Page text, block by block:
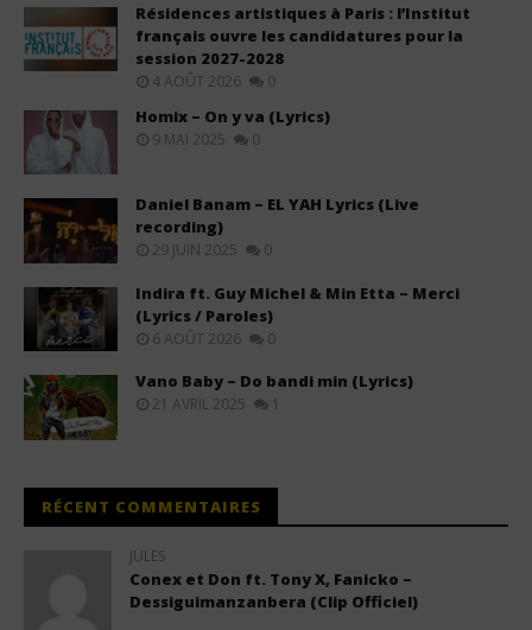
Résidences artistiques à Paris : l’Institut
français ouvre les candidatures pour la
session 2027-2028
4 AOÛT 2026 0
Homix – On y va (Lyrics)
9 MAI 2025 0
Daniel Banam – EL YAH Lyrics (Live
recording)
29 JUIN 2025 0
Indira ft. Guy Michel & Min Etta – Merci
(Lyrics / Paroles)
6 AOÛT 2026 0
Vano Baby – Do bandi min (Lyrics)
21 AVRIL 2025 1
RÉCENT COMMENTAIRES
JULES
Conex et Don ft. Tony X, Fanicko –
Dessiguimanzanbera (Clip Officiel)